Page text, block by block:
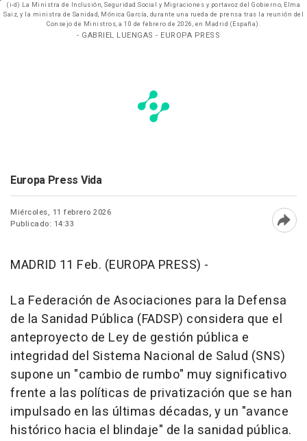
(i-d) La Ministra de Inclusión, Seguridad Social y Migraciones y portavoz del Gobierno, Elma
Saiz, y la ministra de Sanidad, Mónica García, durante una rueda de prensa tras la reunión del
Consejo de Ministros, a 10 de febrero de 2026, en Madrid (España).
- GABRIEL LUENGAS - EUROPA PRESS
Europa Press Vida
Miércoles, 11 febrero 2026
Publicado: 14:33
MADRID 11 Feb. (EUROPA PRESS) -
La Federación de Asociaciones para la Defensa
de la Sanidad Pública (FADSP) considera que el
anteproyecto de Ley de gestión pública e
integridad del Sistema Nacional de Salud (SNS)
supone un "cambio de rumbo" muy significativo
frente a las políticas de privatización que se han
impulsado en las últimas décadas, y un "avance
histórico hacia el blindaje" de la sanidad pública.